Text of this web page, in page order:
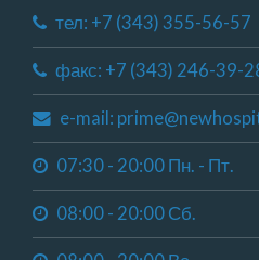
тел: +7 (343) 355-56-57
факс: +7 (343) 246-39-
e-mail:
07:30 - 20:00 Пн. - Пт.
08:00 - 20:00 Сб.